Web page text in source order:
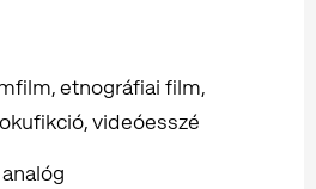
etnográfiai film,
videóesszé